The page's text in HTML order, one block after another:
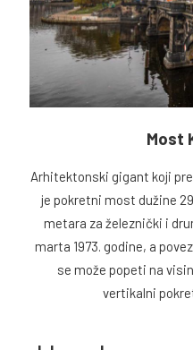
Most
Arhitektonski gigant koji
je pokretni most dužine
metara za železnički i
marta 1973. godine, a
se može popeti na
vertikalni